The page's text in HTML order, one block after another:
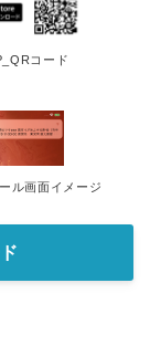
コード
ル画面イメージ